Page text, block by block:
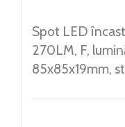
Spot LED
270LM, F,
85x85x19mm,